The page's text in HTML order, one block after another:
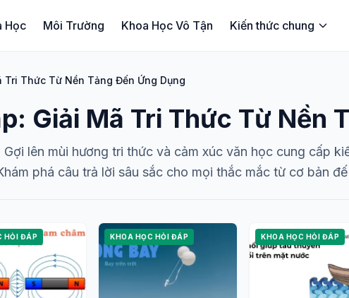
Học Môi Trường Khoa Học Vô Tận Kiến thức chung
Tri Thức Từ Nền Tảng Đến Ứng Dụng
Giải Mã Tri Thức Từ Nền
lên mùi hương tri thức và cảm xúc văn học cung cấp
phá câu trả lời sâu sắc cho mọi thắc mắc từ cơ bản
HỎI ĐÁP KHOA HỌC HỎI ĐÁP KHOA HỌC HỎI ĐÁP